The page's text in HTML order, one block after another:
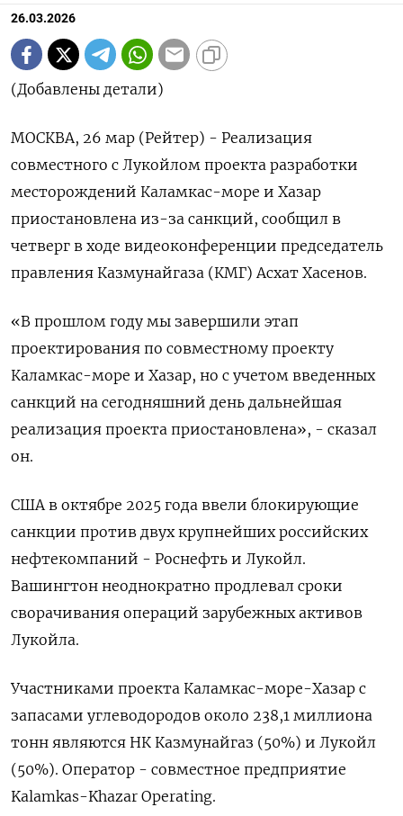
26.03.2026
(Добавлены детали)
МОСКВА, 26 мар (Рейтер) - Реализация
совместного с Лукойлом проекта разработки
месторождений Каламкас-море и Хазар
приостановлена из-за санкций, сообщил ‌в
четверг в ходе видеоконференции председатель
правления Казмунайгаза (КМГ) Асхат Хасенов.
«В прошлом году мы завершили этап
проектирования по совместному проекту
Каламкас-море ​и Хазар, но ​с ​учетом введенных
санкций ⁠на сегодняшний день дальнейшая
реализация ‌проекта приостановлена», - сказал
он.
США в ‌октябре 2025 года ввели блокирующие
санкции против двух крупнейших российских ​
нефтекомпаний - Роснефть и Лукойл.
Вашингтон неоднократно продлевал ‌сроки
сворачивания операций зарубежных активов
Лукойла.
Участниками проекта ​Каламкас-море-Хазар с
запасами углеводородов около 238,1 миллиона
тонн ‌являются НК Казмунайгаз (50%) и Лукойл
(50%). Оператор - совместное предприятие
Kalamkas-Khazar Operating.